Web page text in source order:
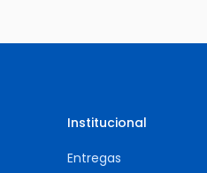
Institucional
Entregas